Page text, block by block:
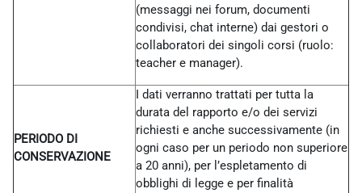
(messaggi nei forum, documenti
condivisi, chat interne) dai gestori o
collaboratori dei singoli corsi (ruolo:
teacher e manager).
PERIODO DI
CONSERVAZIONE
I dati verranno trattati per tutta la
durata del rapporto e/o dei servizi
richiesti e anche successivamente (in
ogni caso per un periodo non superiore
a 20 anni), per l’espletamento di
obblighi di legge e per finalità